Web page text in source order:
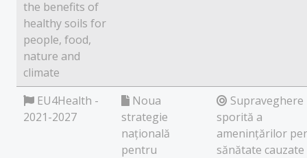
the benefits of
healthy soils for
people, food,
nature and
climate
EU4Health -
2021-2027
Noua
strategie
națională
pentru
Supraveghere
sporită a
amenințărilor
sănătate cauzate